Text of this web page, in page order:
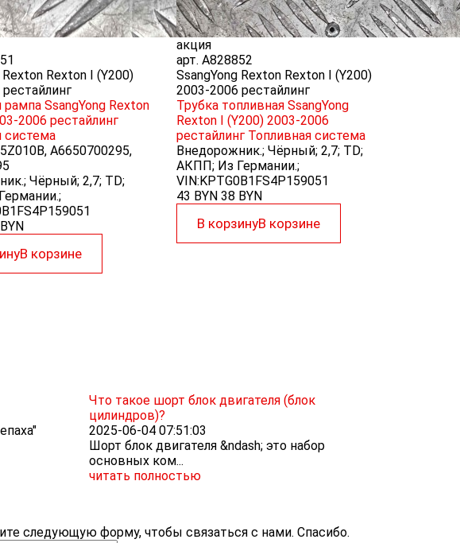
Rexton Rexton I (Y200)
рампа SsangYong Rexton
2006 рестайлинг
система
A6650700295,
Чёрный; 2,7; TD;
BYN
В корзине
акция
арт. A828852
SsangYong Rexton Rexton I (Y200)
2003-2006 рестайлинг
Трубка топливная SsangYong
Rexton I (Y200) 2003-2006
рестайлинг Топливная система
Внедорожник.; Чёрный; 2,7; TD;
АКПП; Из Германии.;
VIN:KPTG0B1FS4P159051
43 BYN 38 BYN
В корзинуВ корзине
Что такое шорт блок двигателя (блок
цилиндров)?
2025-06-04 07:51:03
Шорт блок двигателя &ndash; это набор
основных ком...
читать полностью
следующую форму, чтобы связаться с нами. Спасибо.